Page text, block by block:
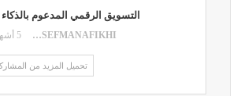
التسويق الرقمي المدعوم بالذكاء
DR.YOUSEFMANAFIKHI 5 أشهر منذ
تحميل المزيد من